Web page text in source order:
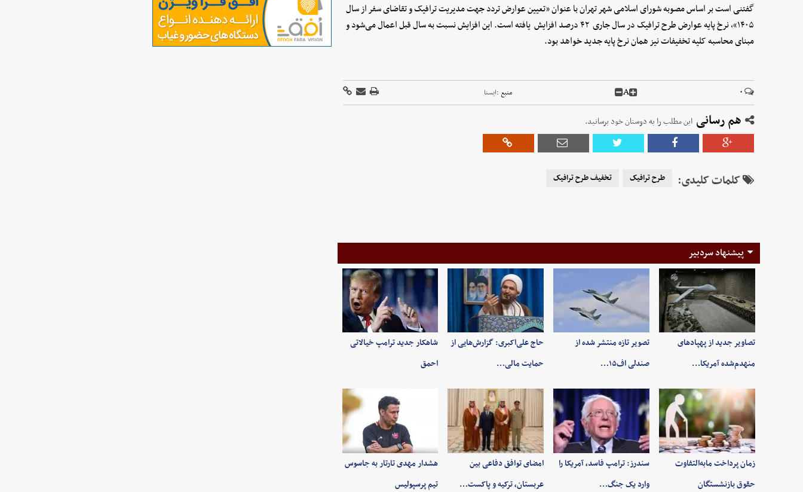
گفتنی است بر اساس مصوبه شورای اسلامی شهر تهران با عنوان «تعیین عوارض تردد جهت مدیریت ترافیک و تقاضای سفر از سال
۱۴۰۵»، نرخ پایه عوارض طرح ترافیک در سال جاری ۴۲ درصد افزایش یافته است. این افزایش نسبت به سال قبل اعمال می‌شود و
مبنای محاسبه کلیه تخفیفات نیز همان نرخ پایه جدید خواهد بود.
۰ A منبع :ايسنا
هم رسانی این مطلب را به دوستان خود برسانید.
کلمات کلیدی: طرح ترافیک تخفیف طرح ترافیک
پیشنهاد سردبیر
تصاویر جدید از پهپادهای
منهدم‌شده آمریکا…
تصویر تازه منتشر شده از
صندلی اف۱۵…
حاج علی‌اکبری: گزارش‌هایی از
حمایت مالی…
شاهکار جدید ترامپ خیالاتی
احمق
زمان پرداخت مابه‌التفاوت
حقوق بازنشستگان
سندرز: ترامپ فاسد، آمریکا را
وارد یک جنگ…
امضای توافق دفاعی بین
عربستان، ترکیه و پاکست…
هشدار مهدی تارتار به جاسوس
تیم پرسپولیس